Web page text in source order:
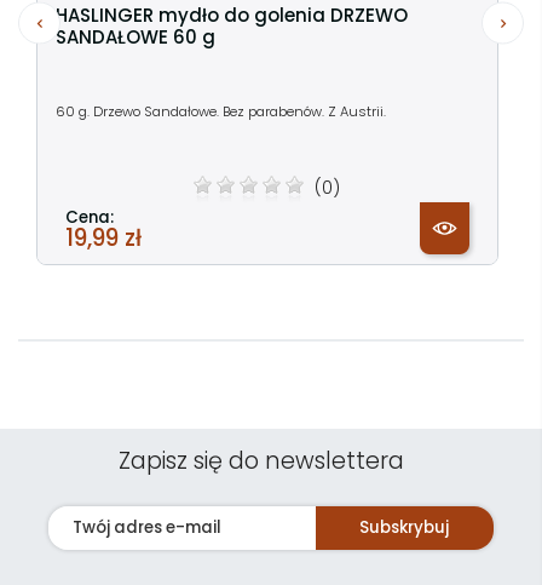
HASLINGER mydło do golenia DRZEWO
SANDAŁOWE 60 g
60 g. Drzewo Sandałowe. Bez parabenów. Z Austrii.
(0)
Cena:
19,99 zł
Zapisz się do newslettera
Subskrybuj